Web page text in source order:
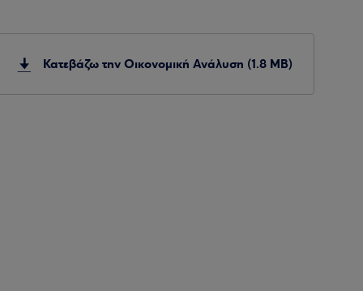
Κατεβάζω την Οικονομική Ανάλυση (1.8 MB)